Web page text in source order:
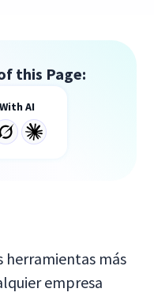
this Page:
AI
herramientas más
empresa